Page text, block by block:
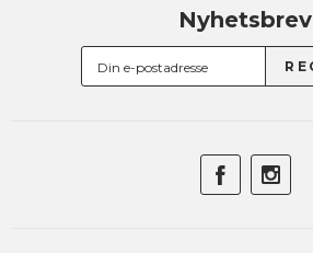
Nyhetsbrev